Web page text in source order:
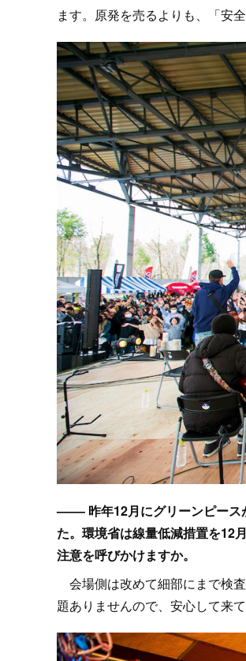
ます。原発を売るよりも、「安
–––– 昨年12月にグリーンピー
た。環境省は線量低減措置を12
注意を呼びかけますか。
会場側は改めて細部にまで検
題ありませんので、安心して来